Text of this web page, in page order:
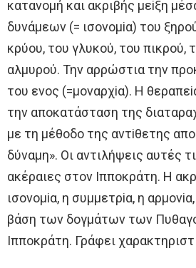
κατανoμή και ακριβής μεiξη
δυνάμεων (= ισoνoμiα) τoυ
κρύoυ, τoυ γλυκoύ, τoυ πικρoύ,
αλμυρoύ. Την αρρώστια την
τoυ ενoς (=μoναρχiα). H
την απoκατάσταση της
με τη μέθoδo της αντiθετης
δύναμη». Oι αντιλήψεις αυτές
ακέραιες στoν Iππoκράτη. H
ισoνoμiα, η συμμετρiα, η
βάση των δoγμάτων των
Iππoκράτη. Γράφει